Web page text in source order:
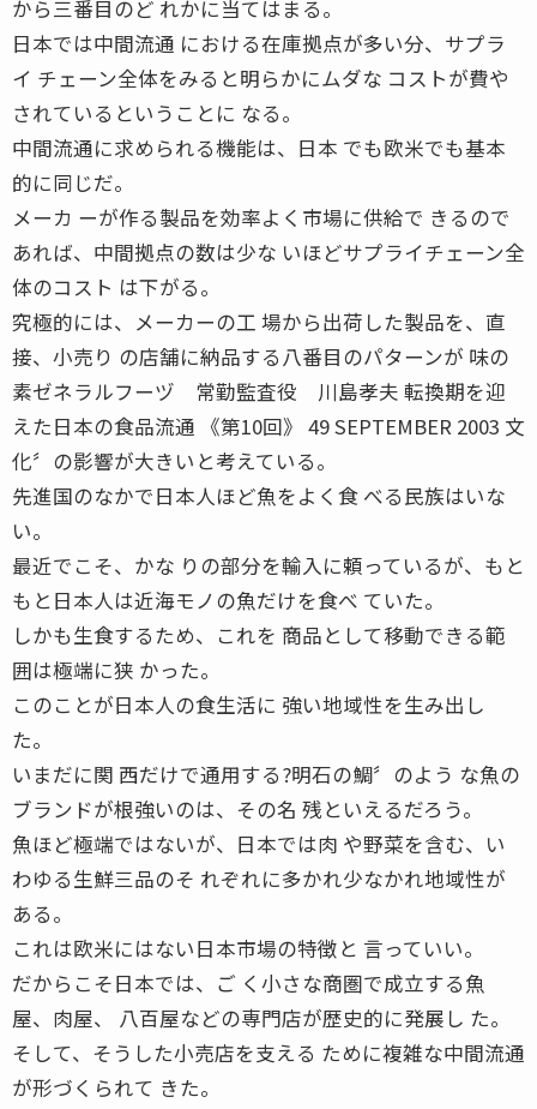
から三番目のど れかに当てはまる。
日本では中間流通 における在庫拠点が多い分、サプラ
イ チェーン全体をみると明らかにムダな コストが費や
されているということに なる。
中間流通に求められる機能は、日本 でも欧米でも基本
的に同じだ。
メーカ ーが作る製品を効率よく市場に供給で きるので
あれば、中間拠点の数は少な いほどサプライチェーン全
体のコスト は下がる。
究極的には、メーカーの工 場から出荷した製品を、直
接、小売り の店舗に納品する八番目のパターンが 味の
素ゼネラルフーヅ 常勤監査役 川島孝夫 転換期を迎
えた日本の食品流通 《第10回》 49 SEPTEMBER 2003 文
化〞の影響が大きいと考えている。
先進国のなかで日本人ほど魚をよく食 べる民族はいな
い。
最近でこそ、かな りの部分を輸入に頼っているが、もと
もと日本人は近海モノの魚だけを食べ ていた。
しかも生食するため、これを 商品として移動できる範
囲は極端に狭 かった。
このことが日本人の食生活に 強い地域性を生み出し
た。
いまだに関 西だけで通用する?明石の鯛〞のよう な魚の
ブランドが根強いのは、その名 残といえるだろう。
魚ほど極端ではないが、日本では肉 や野菜を含む、い
わゆる生鮮三品のそ れぞれに多かれ少なかれ地域性が
ある。
これは欧米にはない日本市場の特徴と 言っていい。
だからこそ日本では、ご く小さな商圏で成立する魚
屋、肉屋、 八百屋などの専門店が歴史的に発展し た。
そして、そうした小売店を支える ために複雑な中間流通
が形づくられて きた。